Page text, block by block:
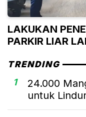
LAKUKAN
PARKIR LIAR
TRENDING
1
24.000
untuk